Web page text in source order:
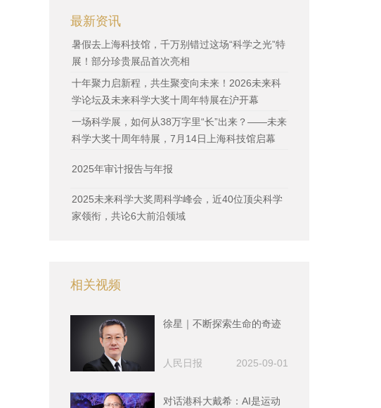
最新资讯
暑假去上海科技馆，千万别错过这场“科学之光”特
展！部分珍贵展品首次亮相
十年聚力启新程，共生聚变向未来！2026未来科
学论坛及未来科学大奖十周年特展在沪开幕
一场科学展，如何从38万字里“长”出来？——未来
科学大奖十周年特展，7月14日上海科技馆启幕
2025年审计报告与年报
2025未来科学大奖周科学峰会，近40位顶尖科学
家领衔，共论6大前沿领域
相关视频
徐星｜不断探索生命的奇迹
人民日报 2025-09-01
对话港科大戴希：AI是运动